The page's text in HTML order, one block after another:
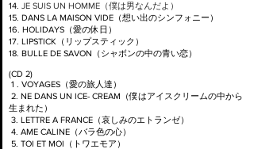
14. JE SUIS UN HOMME（僕は男なんだよ）
15. DANS LA MAISON VIDE（想い出のシンフォニー）
16. HOLIDAYS（愛の休日）
17. LIPSTICK（リップスティック）
18. BULLE DE SAVON（シャボンの中の青い恋）
(CD 2)
1 . VOYAGES（愛の旅人達）
2. NE DANS UN ICE- CREAM（僕はアイスクリームの中から
生まれた）
3. LETTRE A FRANCE（哀しみのエトランゼ）
4. AME CALINE（バラ色の心）
5. TOI ET MOI（トワエモア）